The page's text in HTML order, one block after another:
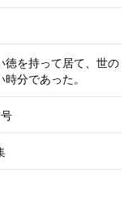
徳を持って居て、世の
分であった。